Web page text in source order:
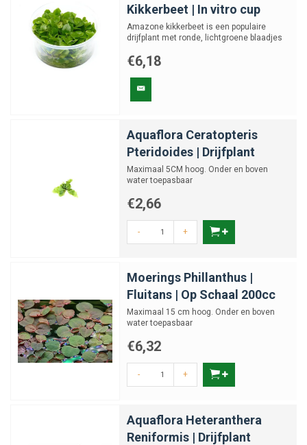
Kikkerbeet | In vitro cup
Amazone kikkerbeet is een populaire
drijfplant met ronde, lichtgroene blaadjes
€6,18
Aquaflora Ceratopteris
Pteridoides | Drijfplant
Maximaal 5CM hoog. Onder en boven
water toepasbaar
€2,66
- +
Moerings Phillanthus |
Fluitans | Op Schaal 200cc
Maximaal 15 cm hoog. Onder en boven
water toepasbaar
€6,32
- +
Aquaflora Heteranthera
Reniformis | Drijfplant